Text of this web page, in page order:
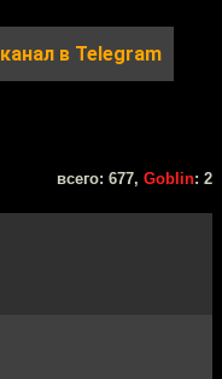
канал в Telegram
всего: 677, Goblin: 2